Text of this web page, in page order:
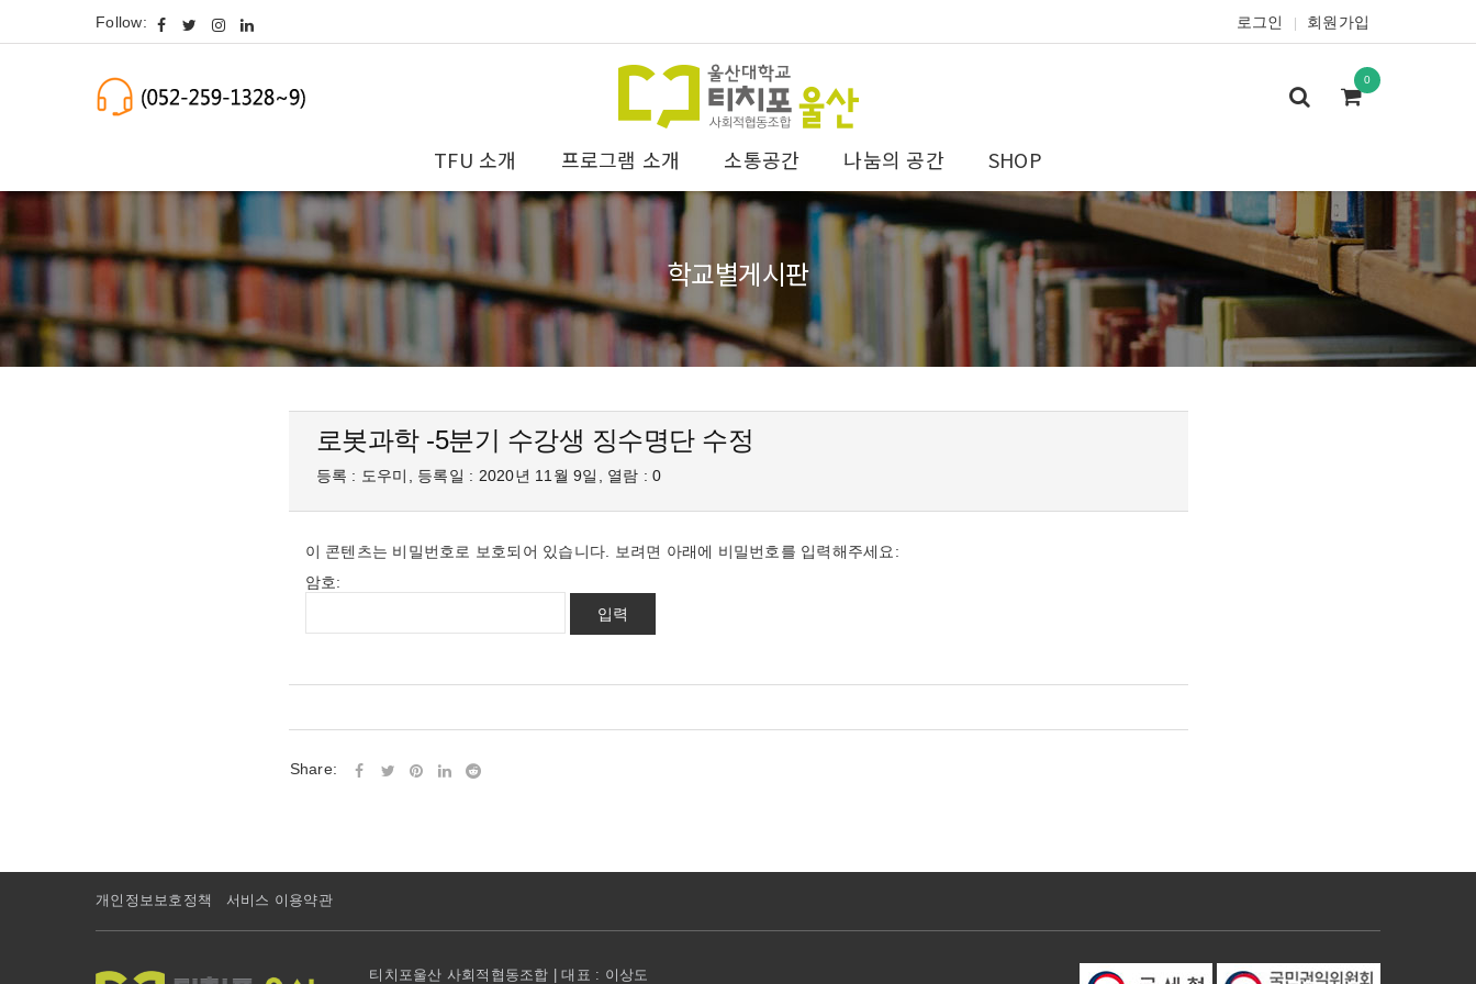
Follow: 로그인 회원가입
0
TFU 소개 프로그램 소개 소통공간 나눔의 공간 SHOP
학교별게시판
로봇과학 -5분기 수강생 징수명단 수정
등록 : 도우미, 등록일 : 2020년 11월 9일, 열람 : 0
이 콘텐츠는 비밀번호로 보호되어 있습니다. 보려면 아래에 비밀번호를 입력해주세요:
암호:
Share:
개인정보보호정책 서비스 이용약관
티치포울산 사회적협동조합 | 대표 : 이상도